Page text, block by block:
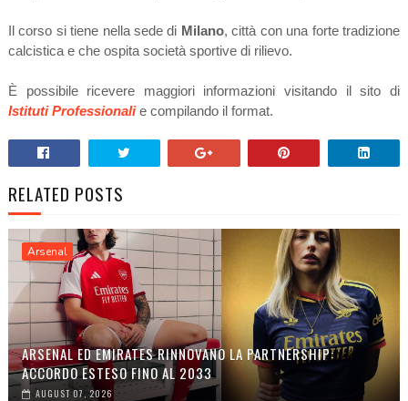
Il corso si tiene nella sede di Milano, città con una forte tradizione
calcistica e che ospita società sportive di rilievo.
È possibile ricevere maggiori informazioni visitando il sito di
Istituti Professionalie compilando il format.
RELATED POSTS
Arsenal
ARSENAL ED EMIRATES RINNOVANO LA PARTNERSHIP:
ACCORDO ESTESO FINO AL 2033
AUGUST 07, 2026